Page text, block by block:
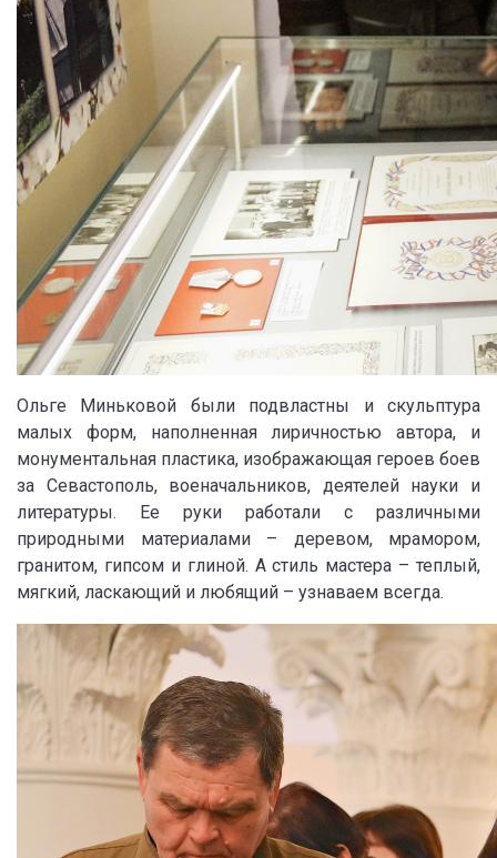
Ольге Миньковой были подвластны и скульптура
малых форм, наполненная лиричностью автора, и
монументальная пластика, изображающая героев боев
за Севастополь, военачальников, деятелей науки и
литературы. Ее руки работали с различными
природными материалами – деревом, мрамором,
гранитом, гипсом и глиной. А стиль мастера – теплый,
мягкий, ласкающий и любящий – узнаваем всегда.